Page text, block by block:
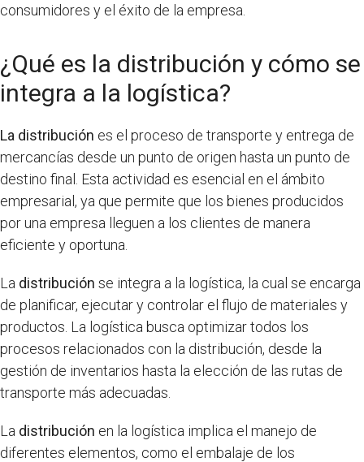
consumidores y el éxito de la empresa.
¿Qué es la distribución y cómo se
integra a la logística?
La distribución es el proceso de transporte y entrega de
mercancías desde un punto de origen hasta un punto de
destino final. Esta actividad es esencial en el ámbito
empresarial, ya que permite que los bienes producidos
por una empresa lleguen a los clientes de manera
eficiente y oportuna.
La distribución se integra a la logística, la cual se encarga
de planificar, ejecutar y controlar el flujo de materiales y
productos. La logística busca optimizar todos los
procesos relacionados con la distribución, desde la
gestión de inventarios hasta la elección de las rutas de
transporte más adecuadas.
La distribución en la logística implica el manejo de
diferentes elementos, como el embalaje de los